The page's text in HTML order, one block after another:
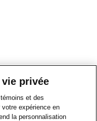
privée
et des
expérience en
la personnalisation